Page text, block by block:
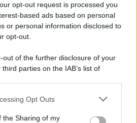
opt-out request is processed you
based ads based on personal
or personal information disclosed to
opt-out.
out of the further disclosure of your
parties on the IAB’s list of
be disclosed by us to third parties
Opt Outs
the Sharing of my
N. 35792 – ISCRITTA ALL’ANSO
STAMPA ONLINE)
PRIVACY